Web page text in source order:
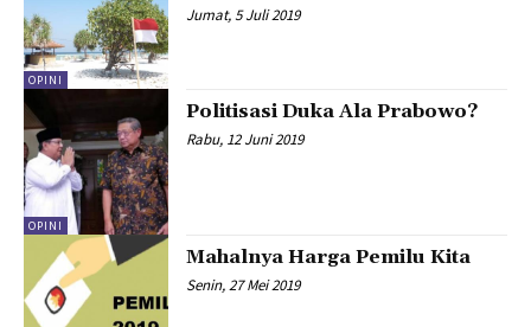
OPINI
Jumat, 5 Juli 2019
OPINI
Politisasi Duka Ala Prabowo?
Rabu, 12 Juni 2019
Mahalnya Harga Pemilu Kita
Senin, 27 Mei 2019